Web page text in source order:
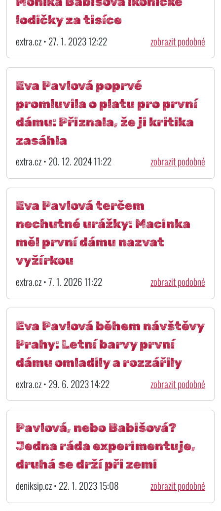
lodičky za tisíce
extra.cz • 27. 1. 2023 12:22 zobrazit podobné
Eva Pavlová poprvé
promluvila o platu pro první
dámu: Přiznala, že ji kritika
zasáhla
extra.cz • 20. 12. 2024 11:22 zobrazit podobné
Eva Pavlová terčem
nechutné urážky: Macinka
měl první dámu nazvat
vyžírkou
extra.cz • 7. 1. 2026 11:22 zobrazit podobné
Eva Pavlová během návštěvy
Prahy: Letní barvy první
dámu omladily a rozzářily
extra.cz • 29. 6. 2023 14:22 zobrazit podobné
Pavlová, nebo Babišová?
Jedna ráda experimentuje,
druhá se drží při zemi
deniksip.cz • 22. 1. 2023 15:08 zobrazit podobné